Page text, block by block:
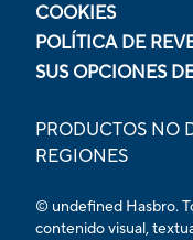
COOKIES
POLÍTICA DE
SUS OPCIONES
PRODUCTOS NO
REGIONES
© undefined Hasbro.
contenido visual,